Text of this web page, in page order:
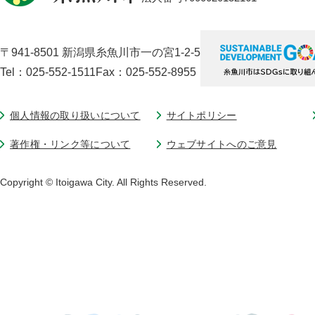
〒941-8501 新潟県糸魚川市一の宮1-2-5
Tel：025-552-1511Fax：025-552-8955
個人情報の取り扱いについて サイトポリシー
著作権・リンク等について ウェブサイトへのご意見
Copyright © Itoigawa City. All Rights Reserved.